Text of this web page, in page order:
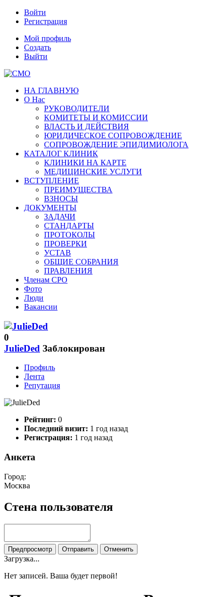
Войти
Регистрация
Мой профиль
Создать
Выйти
НА ГЛАВНУЮ
О Нас
РУКОВОДИТЕЛИ
КОМИТЕТЫ И КОМИССИИ
ВЛАСТЬ И ДЕЙСТВИЯ
ЮРИДИЧЕСКОЕ СОПРОВОЖДЕНИЕ
СОПРОВОЖДЕНИЕ ЭПИДИМИОЛОГА
КАТАЛОГ КЛИНИК
КЛИНИКИ НА КАРТЕ
МЕДИЦИНСКИЕ УСЛУГИ
ВСТУПЛЕНИЕ
ПРЕИМУЩЕСТВА
ВЗНОСЫ
ДОКУМЕНТЫ
ЗАДАЧИ
СТАНДАРТЫ
ПРОТОКОЛЫ
ПРОВЕРКИ
УСТАВ
ОБЩИЕ СОБРАНИЯ
ПРАВЛЕНИЯ
Членам СРО
Фото
Люди
Вакансии
0
JulieDed Заблокирован
Профиль
Лента
Репутация
Рейтинг: 0
Последний визит: 1 год назад
Регистрация: 1 год назад
Анкета
Город:
Москва
Стена пользователя
Загрузка...
Нет записей. Ваша будет первой!